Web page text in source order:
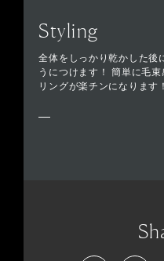
Styling
全体をしっかり乾かした後
うにつけます！ 簡単に毛
リングが楽チンになります！